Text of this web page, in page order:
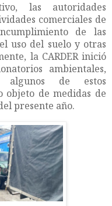
las autoridades
comerciales de
de las
uso del suelo y otras
la CARDER inició
ambientales,
de estos
objeto de medidas de
presente año.